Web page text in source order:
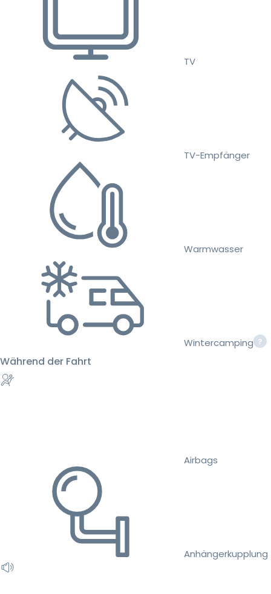
TV
TV-Empfänger
Warmwasser
Wintercamping
Während der Fahrt
Airbags
Anhängerkupplung